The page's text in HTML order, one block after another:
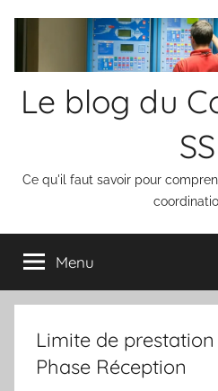
Le blog du
Ce qu'il faut savoir pour
Menu
Limite de prestation
Phase Réception